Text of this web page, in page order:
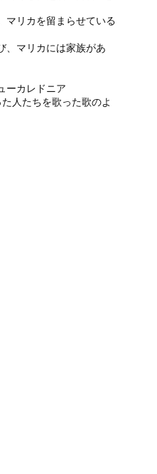
マリカを留まらせている
、マリカには家族があ
ーカレドニア
人たちを歌った歌のよ